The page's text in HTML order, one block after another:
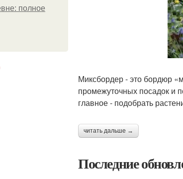
полное
Миксбордер - это бордюр
промежуточных посадок и
главное - подобрать
читать дальше →
Последние